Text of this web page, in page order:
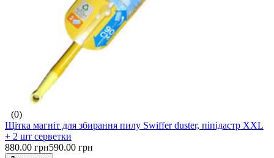
(0)
Щітка магніт для збирання пилу Swiffer duster, піпідастр XXL
+ 2 шт серветки
880.00 грн590.00 грн